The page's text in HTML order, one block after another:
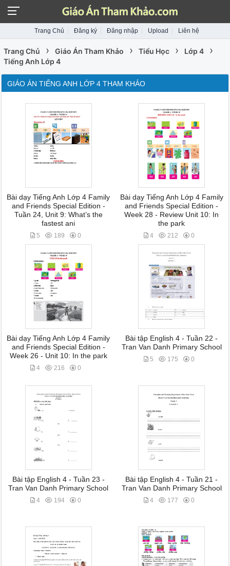
Trang Chủ Đăng ký Đăng nhập Upload Liên hệ
Trang Chủ › Giáo Án Tham Khảo › Tiểu Học › Lớp 4 ›
Tiếng Anh Lớp 4
GIÁO ÁN TIẾNG ANH LỚP 4 THAM KHẢO
Bài dạy Tiếng Anh Lớp 4 Family
and Friends Special Edition -
Tuần 24, Unit 9: What’s the
fastest ani
5 189 0
Bài dạy Tiếng Anh Lớp 4 Family
and Friends Special Edition -
Week 28 - Review Unit 10: In
the park
4 212 0
Bài dạy Tiếng Anh Lớp 4 Family
and Friends Special Edition -
Week 26 - Unit 10: In the park
4 216 0
Bài tập English 4 - Tuần 22 -
Tran Van Danh Primary School
5 175 0
Bài tập English 4 - Tuần 23 -
Tran Van Danh Primary School
4 194 0
Bài tập English 4 - Tuần 21 -
Tran Van Danh Primary School
4 177 0